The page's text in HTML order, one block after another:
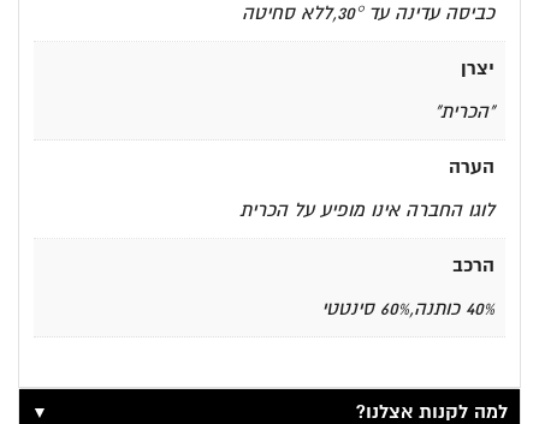
כביסה עדינה עד 30°,ללא סחיטה
יצרן
"הכרית"
הערה
לוגו החברה אינו מופיע על הכרית
הרכב
40% כותנה,60% סינטטי
למה לקנות אצלנו? ▼